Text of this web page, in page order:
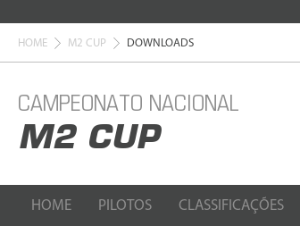
HOME M2 CUP DOWNLOADS
CAMPEONATO NACIONAL
M2 CUP
HOME PILOTOS CLASSIFICAÇÕES